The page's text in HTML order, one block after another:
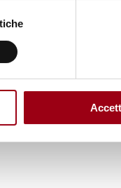
e il
a
i leader di
a leggere